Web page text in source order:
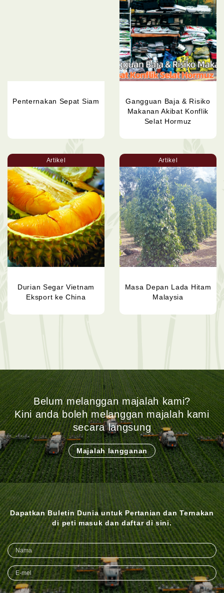
Penternakan Sepat Siam
Gangguan Baja & Risiko
Makanan Akibat Konflik
Selat Hormuz
Artikel
Durian Segar Vietnam
Eksport ke China
Artikel
Masa Depan Lada Hitam
Malaysia
Belum melanggan majalah kami?
Kini anda boleh melanggan majalah kami
secara langsung
Majalah langganan
Dapatkan Buletin Dunia untuk Pertanian dan Ternakan
di peti masuk dan daftar di sini.